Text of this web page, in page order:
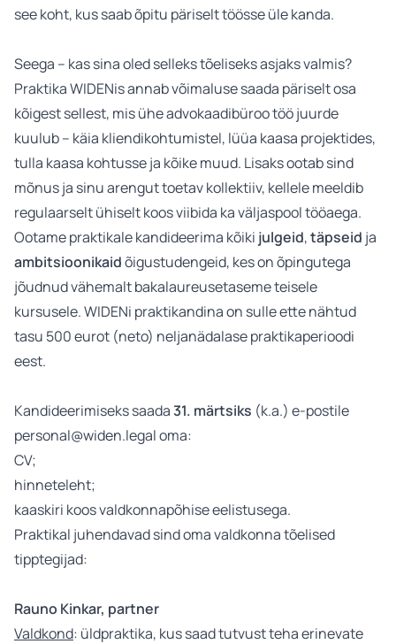
see koht, kus saab õpitu päriselt töösse üle kanda.
Seega – kas sina oled selleks tõeliseks asjaks valmis?
Praktika WIDENis annab võimaluse saada päriselt osa
kõigest sellest, mis ühe advokaadibüroo töö juurde
kuulub – käia kliendikohtumistel, lüüa kaasa projektides,
tulla kaasa kohtusse ja kõike muud. Lisaks ootab sind
mõnus ja sinu arengut toetav kollektiiv, kellele meeldib
regulaarselt ühiselt koos viibida ka väljaspool tööaega.
Ootame praktikale kandideerima kõiki julgeid,täpseid ja
ambitsioonikaidõigustudengeid, kes on õpingutega
jõudnud vähemalt bakalaureusetaseme teisele
kursusele. WIDENi praktikandina on sulle ette nähtud
tasu 500 eurot (neto) neljanädalase praktikaperioodi
eest.
Kandideerimiseks saada31. märtsiks (k.a.) e-postile
personal@widen.legaloma:
CV;
hinneteleht;
kaaskiri koos valdkonnapõhise eelistusega.
Praktikal juhendavad sind oma valdkonna tõelised
tipptegijad:
Rauno Kinkar, partner
Valdkond: üldpraktika, kus saad tutvust teha erinevate